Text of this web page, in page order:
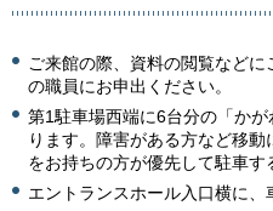
ご来館の際、資料の閲覧など
の職員にお申出ください。
第1駐車場西端に6台分の「か
ります。障害がある方など移
をお持ちの方が優先して駐車す
エントランスホール入口横に、